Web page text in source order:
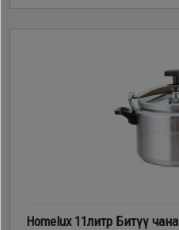
Homelux 11литр Битүү